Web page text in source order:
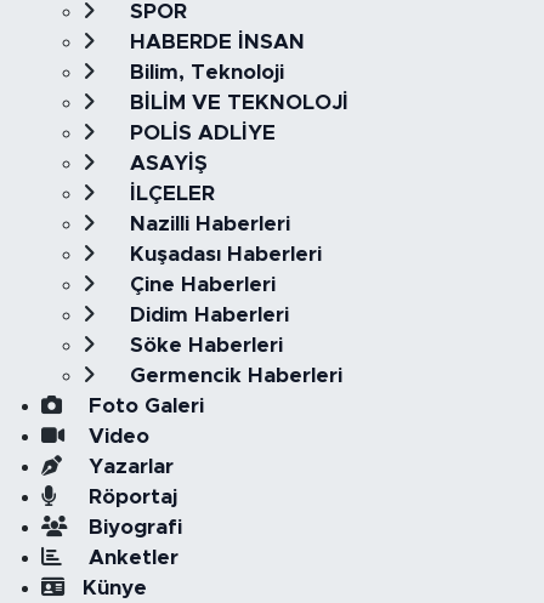
SPOR
HABERDE İNSAN
Bilim, Teknoloji
BİLİM VE TEKNOLOJİ
POLİS ADLİYE
ASAYİŞ
İLÇELER
Nazilli Haberleri
Kuşadası Haberleri
Çine Haberleri
Didim Haberleri
Söke Haberleri
Germencik Haberleri
Foto Galeri
Video
Yazarlar
Röportaj
Biyografi
Anketler
Künye